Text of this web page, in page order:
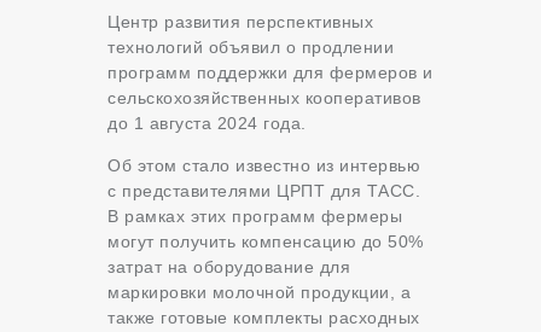
Центр развития перспективных
технологий объявил о продлении
программ поддержки для фермеров и
сельскохозяйственных кооперативов
до 1 августа 2024 года.
Об этом стало известно из интервью
с представителями ЦРПТ для ТАСС.
В рамках этих программ фермеры
могут получить компенсацию до 50%
затрат на оборудование для
маркировки молочной продукции, а
также готовые комплекты расходных